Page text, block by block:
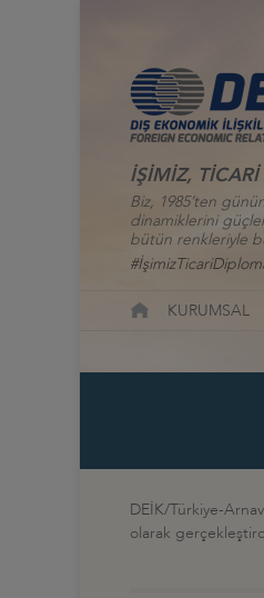
İŞİMİZ,
Biz, 1985’ten
dinamiklerini
bütün renkleriyle
KURUMSAL
DEİK/Türkiye-
olarak